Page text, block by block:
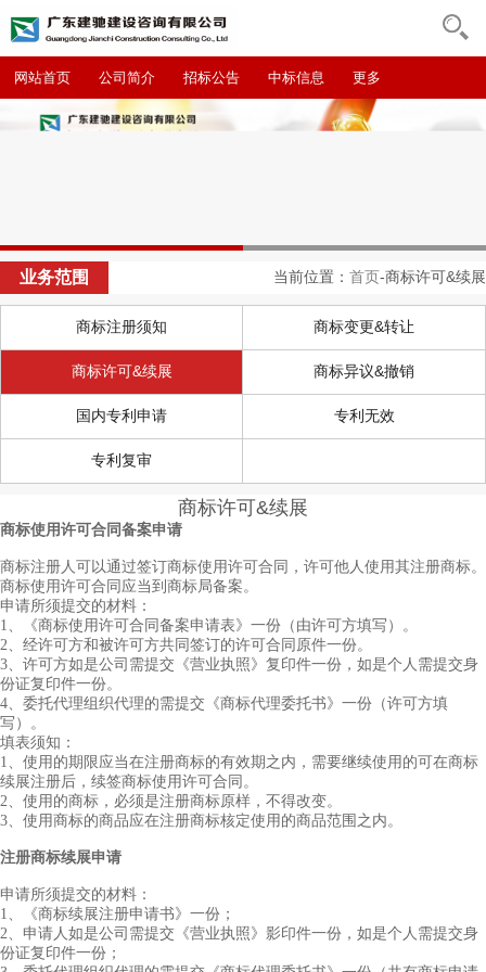
网站首页 公司简介 招标公告 中标信息 更多
业务范围 当前位置： 首页-商标许可&续展
商标注册须知 商标变更&转让
商标许可&续展 商标异议&撤销
国内专利申请 专利无效
专利复审
商标许可&续展
商标使用许可合同备案申请
商标注册人可以通过签订商标使用许可合同，许可他人使用其注册商标。
商标使用许可合同应当到商标局备案。
申请所须提交的材料：
1、《商标使用许可合同备案申请表》一份（由许可方填写）。
2、经许可方和被许可方共同签订的许可合同原件一份。
3、许可方如是公司需提交《营业执照》复印件一份，如是个人需提交身
份证复印件一份。
4、委托代理组织代理的需提交《商标代理委托书》一份（许可方填
写）。
填表须知：
1、使用的期限应当在注册商标的有效期之内，需要继续使用的可在商标
续展注册后，续签商标使用许可合同。
2、使用的商标，必须是注册商标原样，不得改变。
3、使用商标的商品应在注册商标核定使用的商品范围之内。
注册商标续展申请
申请所须提交的材料：
1、《商标续展注册申请书》一份；
2、申请人如是公司需提交《营业执照》影印件一份，如是个人需提交身
份证复印件一份；